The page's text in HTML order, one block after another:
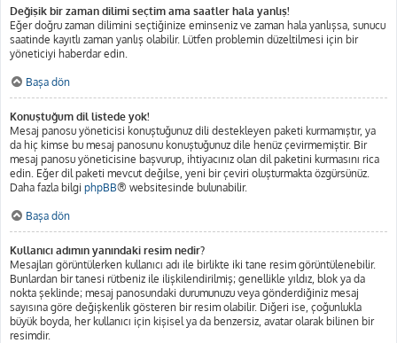
Değişik bir zaman dilimi seçtim ama saatler hala yanlış!
Eğer doğru zaman dilimini seçtiğinize eminseniz ve zaman hala yanlışsa, sunucu
saatinde kayıtlı zaman yanlış olabilir. Lütfen problemin düzeltilmesi için bir
yöneticiyi haberdar edin.
Başa dön
Konuştuğum dil listede yok!
Mesaj panosu yöneticisi konuştuğunuz dili destekleyen paketi kurmamıştır, ya
da hiç kimse bu mesaj panosunu konuştuğunuz dile henüz çevirmemiştir. Bir
mesaj panosu yöneticisine başvurup, ihtiyacınız olan dil paketini kurmasını rica
edin. Eğer dil paketi mevcut değilse, yeni bir çeviri oluşturmakta özgürsünüz.
Daha fazla bilgi phpBB® websitesinde bulunabilir.
Başa dön
Kullanıcı adımın yanındaki resim nedir?
Mesajları görüntülerken kullanıcı adı ile birlikte iki tane resim görüntülenebilir.
Bunlardan bir tanesi rütbeniz ile ilişkilendirilmiş; genellikle yıldız, blok ya da
nokta şeklinde; mesaj panosundaki durumunuzu veya gönderdiğiniz mesaj
sayısına göre değişkenlik gösteren bir resim olabilir. Diğeri ise, çoğunlukla
büyük boyda, her kullanıcı için kişisel ya da benzersiz, avatar olarak bilinen bir
resimdir.